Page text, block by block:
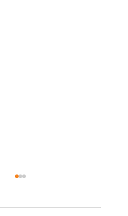
antes que os pequenos